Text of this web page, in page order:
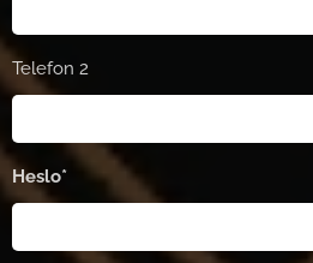
Telefon 2
Heslo*